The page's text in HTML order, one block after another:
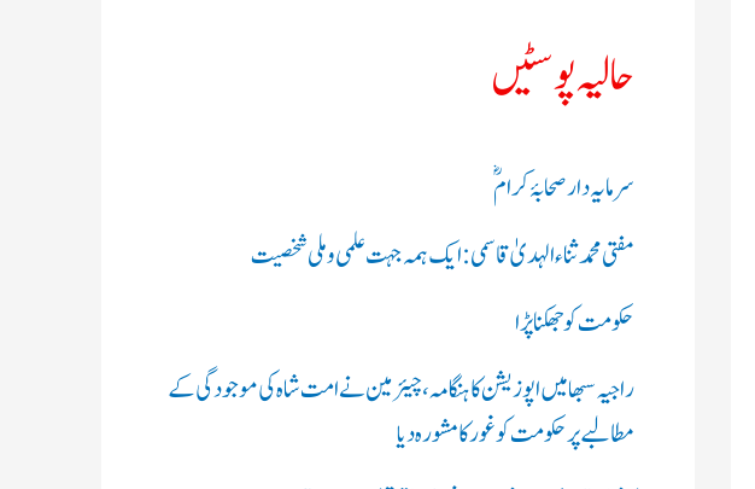
حالیہ پوسٹیں
سرمایہ دار صحابۂ کرامؓ
مفتی محمد ثناء الہدیٰ قاسمی: ایک ہمہ جہت علمی و ملی شخصیت
حکومت کو جھکنا پڑا
راجیہ سبھا میں اپوزیشن کا ہنگامہ، چیئرمین نے امت شاہ کی موجودگی کے
مطالبے پر حکومت کو غور کا مشورہ دیا